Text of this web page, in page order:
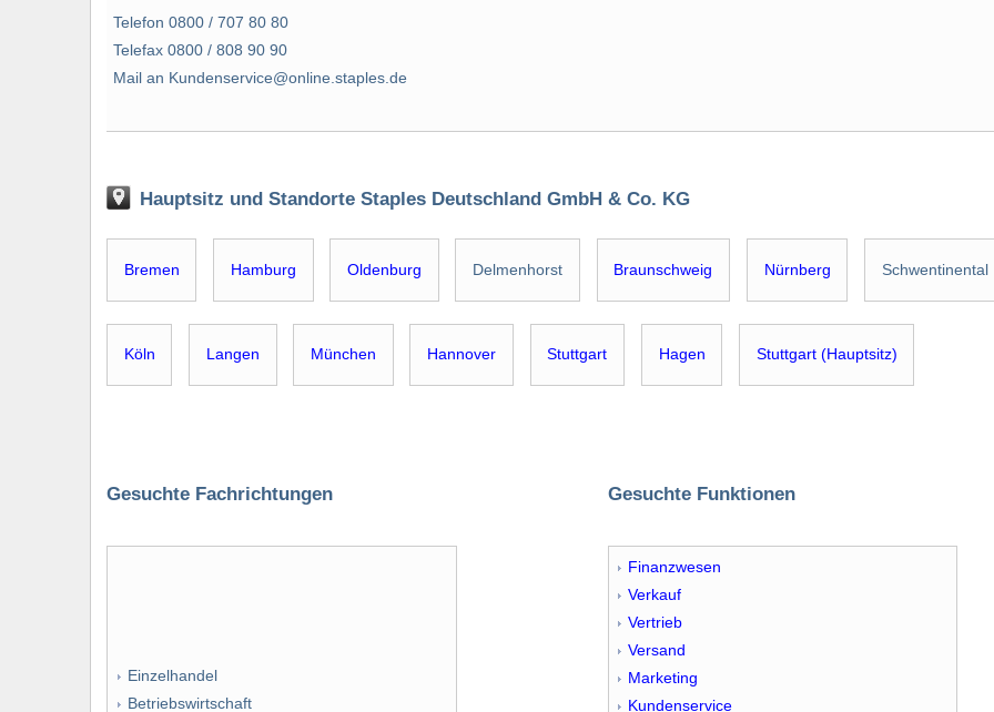
Telefon 0800 / 707 80 80
Telefax 0800 / 808 90 90
Mail an Kundenservice@online.staples.de
Hauptsitz und Standorte Staples Deutschland GmbH & Co. KG
Bremen Hamburg Oldenburg Delmenhorst Braunschweig Nürnberg Schwentinental
Köln Langen München Hannover Stuttgart Hagen Stuttgart (Hauptsitz)
Gesuchte Fachrichtungen
Einzelhandel
Betriebswirtschaft
Gesuchte Funktionen
Finanzwesen
Verkauf
Vertrieb
Versand
Marketing
Kundenservice